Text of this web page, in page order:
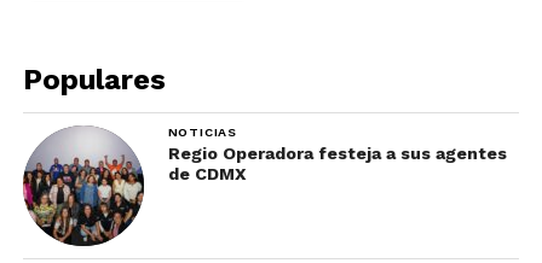
Populares
NOTICIAS
Regio Operadora festeja a sus agentes
de CDMX